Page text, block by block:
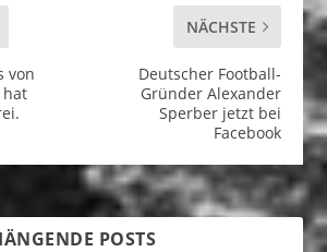
von
hat
NÄCHSTE
Deutscher Football-
Gründer Alexander
Sperber jetzt bei
Facebook
POSTS